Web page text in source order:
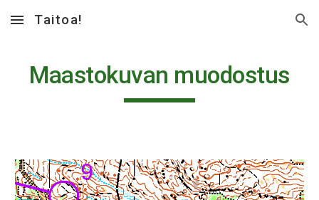
Skip to main content Skip to navigation
Taitoa!
Maastokuvan muodostus